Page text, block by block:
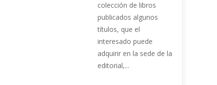
colección de libros
publicados algunos
títulos, que el
interesado puede
adquirir en la sede de la
editorial,...